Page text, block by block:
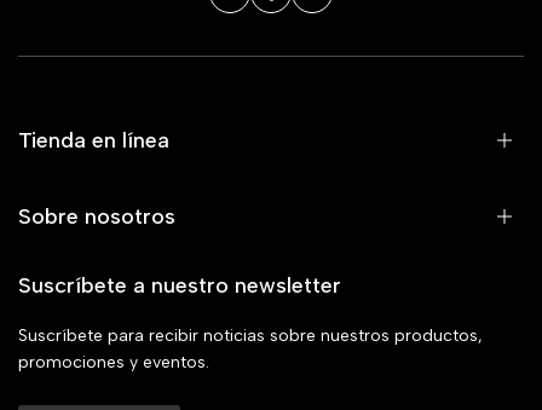
Tienda en línea
Sobre nosotros
Suscríbete a nuestro newsletter
Suscríbete para recibir noticias sobre nuestros productos,
promociones y eventos.